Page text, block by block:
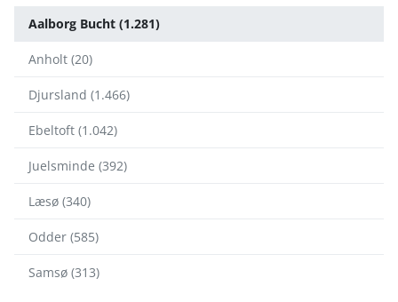
Aalborg Bucht (1.281)
Anholt (20)
Djursland (1.466)
Ebeltoft (1.042)
Juelsminde (392)
Læsø (340)
Odder (585)
Samsø (313)